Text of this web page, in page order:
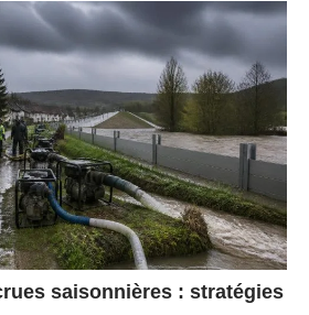
saisonnières : stratégies